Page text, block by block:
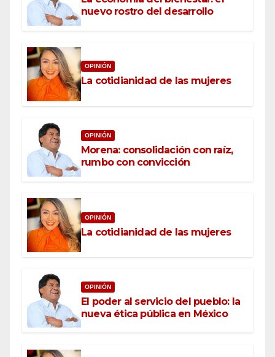
nuevo rostro del desarrollo
OPINIÓN
La cotidianidad de las mujeres
OPINIÓN
Morena: consolidación con raíz,
rumbo con convicción
OPINIÓN
La cotidianidad de las mujeres
OPINIÓN
El poder al servicio del pueblo: la
nueva ética pública en México